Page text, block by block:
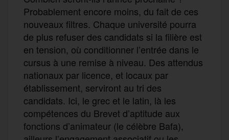
Probablement encore moins, du fait de ces
nouveaux filtres. Chaque université pourra
de plus refuser des candidats si la filière est
en tension, où conditionner l’entrée dans le
cursus à une remise à niveau. Des attendus
nationaux par licence, et locaux par
établissement, serviront au tri des
candidats. Ici, le grec et le latin, là les
compétences du Brevet d’aptitude aux
fonctions d’animateur (le célèbre Bafa),